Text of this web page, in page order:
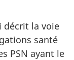
décrit la voie
santé
PSN ayant le